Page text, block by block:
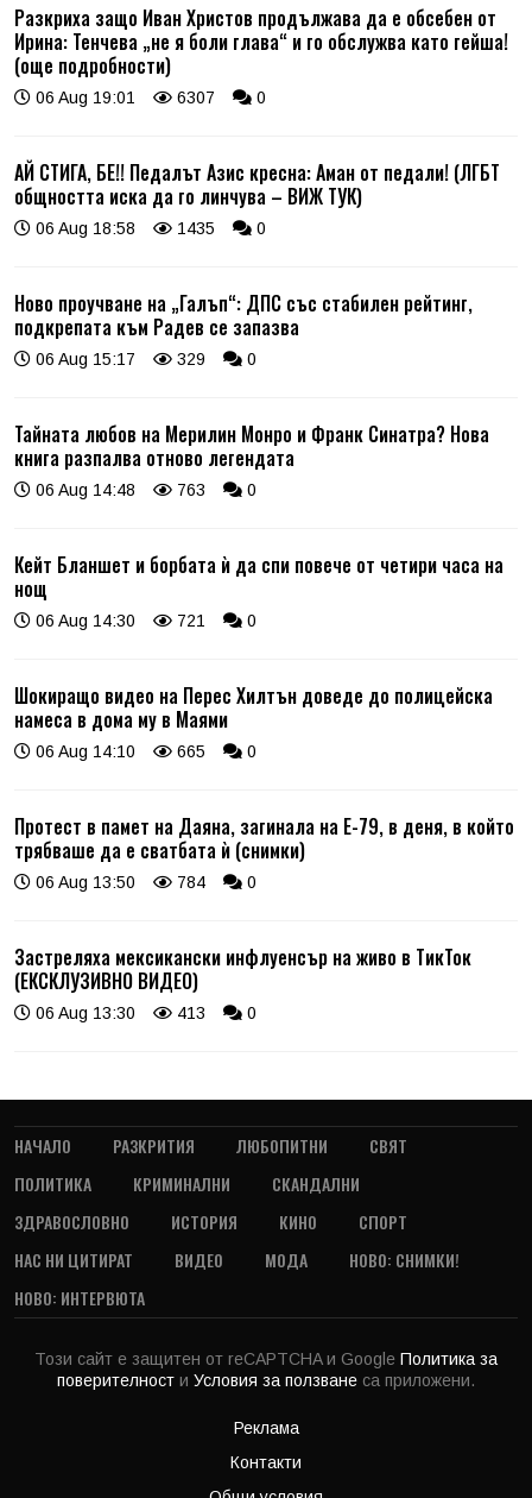
Разкриха защо Иван Христов продължава да е обсебен от
Ирина: Тенчева „не я боли глава“ и го обслужва като гейша!
(още подробности)
06 Aug 19:01 6307 0
АЙ СТИГА, БЕ!! Педалът Азис кресна: Аман от педали! (ЛГБТ
общността иска да го линчува – ВИЖ ТУК)
06 Aug 18:58 1435 0
Ново проучване на „Галъп“: ДПС със стабилен рейтинг,
подкрепата към Радев се запазва
06 Aug 15:17 329 0
Тайната любов на Мерилин Монро и Франк Синатра? Нова
книга разпалва отново легендата
06 Aug 14:48 763 0
Кейт Бланшет и борбата ѝ да спи повече от четири часа на
нощ
06 Aug 14:30 721 0
Шокиращо видео на Перес Хилтън доведе до полицейска
намеса в дома му в Маями
06 Aug 14:10 665 0
Протест в памет на Даяна, загинала на Е-79, в деня, в който
трябваше да е сватбата ѝ (снимки)
06 Aug 13:50 784 0
Застреляха мексикански инфлуенсър на живо в ТикТок
(ЕКСКЛУЗИВНО ВИДЕО)
06 Aug 13:30 413 0
НАЧАЛО РАЗКРИТИЯ ЛЮБОПИТНИ
СВЯТ
ПОЛИТИКА
КРИМИНАЛНИ
СКАНДАЛНИ
ЗДРАВОСЛОВНО
ИСТОРИЯ КИНО
СПОРТ
НАС НИ ЦИТИРАТ
ВИДЕО МОДА
НОВО: СНИМКИ!
НОВО: ИНТЕРВЮТА
Този сайт е защитен от reCAPTCHA и Google Политика за
поверителност и Условия за ползване са приложени.
Реклама
Контакти